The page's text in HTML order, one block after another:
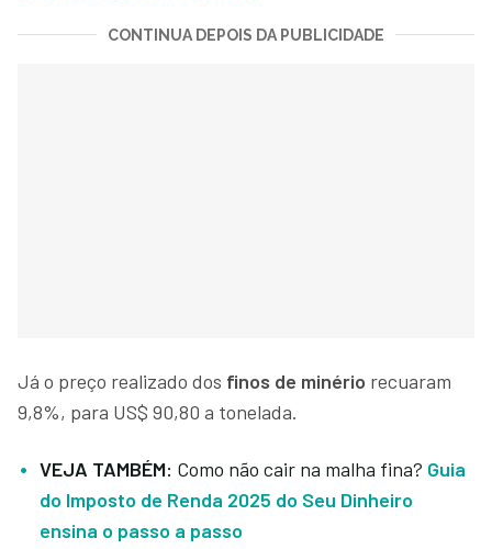
CONTINUA DEPOIS DA PUBLICIDADE
Já o preço realizado dos finos de minério recuaram
9,8%, para US$ 90,80 a tonelada.
VEJA TAMBÉM: Como não cair na malha fina? Guia
do Imposto de Renda 2025 do Seu Dinheiro
ensina o passo a passo